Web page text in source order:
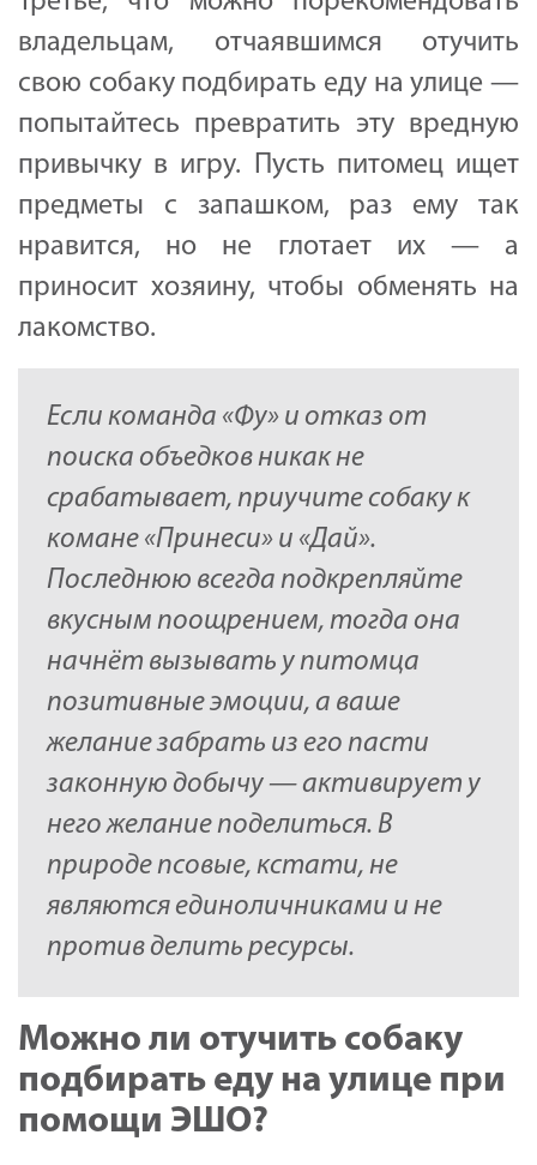
владельцам, отчаявшимся отучить
свою собаку подбирать еду на улице —
попытайтесь превратить эту вредную
привычку в игру. Пусть питомец ищет
предметы с запашком, раз ему так
нравится, но не глотает их — а
приносит хозяину, чтобы обменять на
лакомство.
Если команда «Фу» и отказ от
поиска объедков никак не
срабатывает, приучите собаку к
комане «Принеси» и «Дай».
Последнюю всегда подкрепляйте
вкусным поощрением, тогда она
начнёт вызывать у питомца
позитивные эмоции, а ваше
желание забрать из его пасти
законную добычу — активирует у
него желание поделиться. В
природе псовые, кстати, не
являются единоличниками и не
против делить ресурсы.
Можно ли отучить собаку
подбирать еду на улице при
помощи ЭШО?